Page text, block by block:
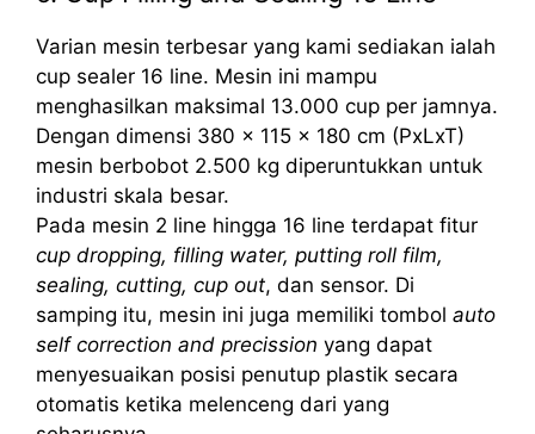
Varian mesin terbesar yang kami sediakan ialah
cup sealer 16 line. Mesin ini mampu
menghasilkan maksimal 13.000 cup per jamnya.
Dengan dimensi 380 x 115 x 180 cm (PxLxT)
mesin berbobot 2.500 kg diperuntukkan untuk
industri skala besar.
Pada mesin 2 line hingga 16 line terdapat fitur
cup dropping, filling water, putting roll film,
sealing, cutting, cup out, dan sensor. Di
samping itu, mesin ini juga memiliki tombol auto
self correction and precission yang dapat
menyesuaikan posisi penutup plastik secara
otomatis ketika melenceng dari yang